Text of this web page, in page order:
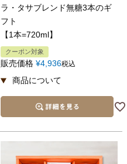
ラ・タサブレンド無糖3本のギ
フト
【1本=720ml】
クーポン対象
販売価格 ¥4,936税込